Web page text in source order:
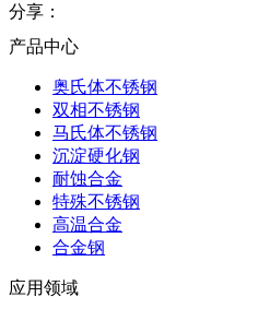
分享：
产品中心
奥氏体不锈钢
双相不锈钢
马氏体不锈钢
沉淀硬化钢
耐蚀合金
特殊不锈钢
高温合金
合金钢
应用领域